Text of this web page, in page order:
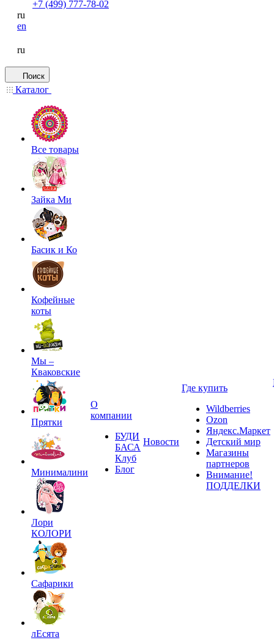
+7 (499) 777-78-02
ru
en
ru
Поиск
Каталог
Все товары
Зайка Ми
Басик и Ко
Кофейные
коты
Мы –
Кваковские
Прятки
Минималини
Лори
КОЛОРИ
Сафарики
лЕсята
О
компании
БУДИ
БАСА
Клуб
Блог
Новости
Где купить
Wildberries
Ozon
Яндекс.Маркет
Детский мир
Магазины
партнеров
Внимание!
ПОДДЕЛКИ